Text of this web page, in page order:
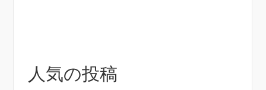
人気の投稿